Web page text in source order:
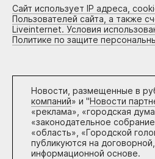
Сайт использует IP адреса,
Пользователей сайта, а также
Liveinternet. Условия
Политике по защите
Новости, размещенные в
компаний» и "Новости
«реклама», «городская
«законодательное
«область», «Городской
публикуются на
информационной основе.